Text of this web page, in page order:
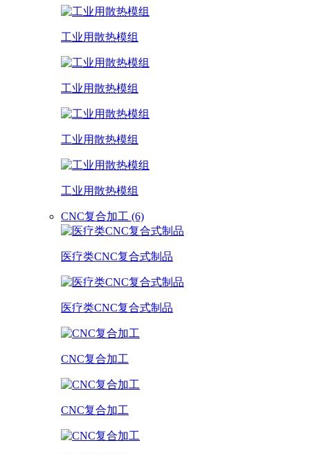
工业用散热模组
工业用散热模组
工业用散热模组
工业用散热模组
CNC复合加工 (6)
医疗类CNC复合式制品
医疗类CNC复合式制品
CNC复合加工
CNC复合加工